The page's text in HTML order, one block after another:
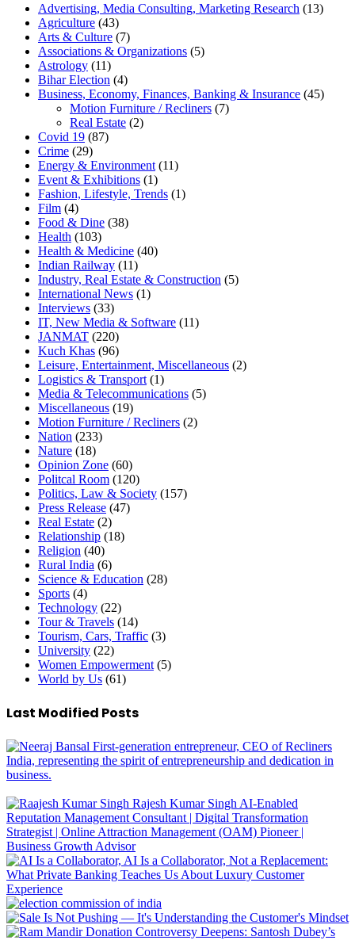
Advertising, Media Consulting, Marketing Research (13)
Agriculture (43)
Arts & Culture (7)
Associations & Organizations (5)
Astrology (11)
Bihar Election (4)
Business, Economy, Finances, Banking & Insurance (45)
Motion Furniture / Recliners (7)
Real Estate (2)
Covid 19 (87)
Crime (29)
Energy & Environment (11)
Event & Exhibitions (1)
Fashion, Lifestyle, Trends (1)
Film (4)
Food & Dine (38)
Health (103)
Health & Medicine (40)
Indian Railway (11)
Industry, Real Estate & Construction (5)
International News (1)
Interviews (33)
IT, New Media & Software (11)
JANMAT (220)
Kuch Khas (96)
Leisure, Entertainment, Miscellaneous (2)
Logistics & Transport (1)
Media & Telecommunications (5)
Miscellaneous (19)
Motion Furniture / Recliners (2)
Nation (233)
Nature (18)
Opinion Zone (60)
Politcal Room (120)
Politics, Law & Society (157)
Press Release (47)
Real Estate (2)
Relationship (18)
Religion (40)
Rural India (6)
Science & Education (28)
Sports (4)
Technology (22)
Tour & Travels (14)
Tourism, Cars, Traffic (3)
University (22)
Women Empowerment (5)
World by Us (61)
Last Modified Posts